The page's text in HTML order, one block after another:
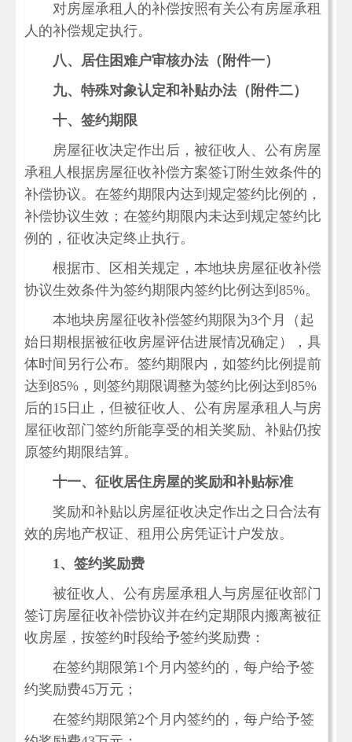
对房屋承租人的补偿按照有关公有房屋承租
人的补偿规定执行。
八、居住困难户审核办法（附件一）
九、特殊对象认定和补贴办法（附件二）
十、签约期限
房屋征收决定作出后，被征收人、公有房屋
承租人根据房屋征收补偿方案签订附生效条件的
补偿协议。在签约期限内达到规定签约比例的，
补偿协议生效；在签约期限内未达到规定签约比
例的，征收决定终止执行。
根据市、区相关规定，本地块房屋征收补偿
协议生效条件为签约期限内签约比例达到85%。
本地块房屋征收补偿签约期限为3个月（起
始日期根据被征收房屋评估进展情况确定），具
体时间另行公布。签约期限内，如签约比例提前
达到85%，则签约期限调整为签约比例达到85%
后的15日止，但被征收人、公有房屋承租人与房
屋征收部门签约所能享受的相关奖励、补贴仍按
原签约期限结算。
十一、 征收居住房屋的奖励和补贴标准
奖励和补贴以房屋征收决定作出之日合法有
效的房地产权证、租用公房凭证计户发放。
1、签约奖励费
被征收人、公有房屋承租人与房屋征收部门
签订房屋征收补偿协议并在约定期限内搬离被征
收房屋，按签约时段给予签约奖励费：
在签约期限第1个月内签约的，每户给予签
约奖励费45万元；
在签约期限第2个月内签约的，每户给予签